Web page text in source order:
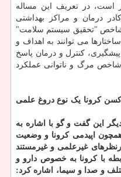
در تعریف این مساله
درمان و مراکز بهداشتی
شاخص "تحقیق سیستم سلامت"
می توانند به اهداف و
کنترل و درمان پاسخ
شاخص مرگ و ناتوانی عملکرد
واکسن کرونا یک نوع دروغ علمی
این گفت و گو با اشاره به
اپیدمی کرونا و وضعیت
غیرعلمی و غیرمستند
با کرونا به خصوص دارو و
و صدا و سیما، اشاره کرد: